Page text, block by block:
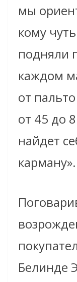
мы
кому
подняли
каждом
от
от 45 до
найдет
карману».
Белинде